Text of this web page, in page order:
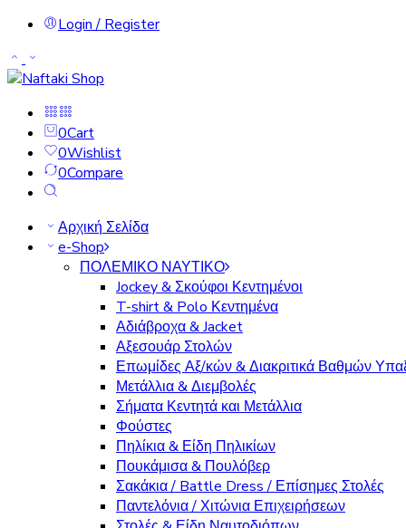
Login / Register
0Cart
0Wishlist
0Compare
Αρχική Σελίδα
e-Shop
ΠΟΛΕΜΙΚΟ ΝΑΥΤΙΚΟ
Jockey & Σκούφοι Κεντημένοι
T-shirt & Polo Κεντημένα
Αδιάβροχα & Jacket
Αξεσουάρ Στολών
Επωμίδες Αξ/κών & Διακριτικά Βαθμών
Μετάλλια & Διεμβολές
Σήματα Κεντητά και Μετάλλια
Φούστες
Πηλίκια & Είδη Πηλικίων
Πουκάμισα & Πουλόβερ
Σακάκια / Battle Dress / Επίσημες Στολές
Παντελόνια / Χιτώνια Επιχειρήσεων